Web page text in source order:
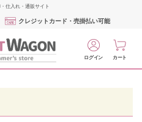
仕入れ・通販サイト
クレジットカード・売掛払い可能
ログイン カート